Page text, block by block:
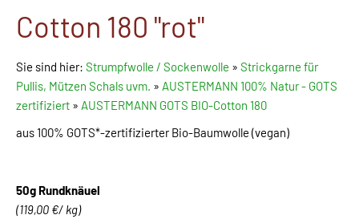
Cotton 180 "rot"
Sie sind hier: Strumpfwolle / Sockenwolle » Strickgarne für
Pullis, Mützen Schals uvm. » AUSTERMANN 100% Natur - GOTS
zertifiziert » AUSTERMANN GOTS BIO-Cotton 180
aus 100% GOTS*-zertifizierter Bio-Baumwolle (vegan)
50g Rundknäuel
(119,00 €/ kg)